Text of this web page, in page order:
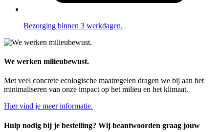
Bezorging binnen 3 werkdagen.
We werken milieubewust.
Met veel concrete ecologische maatregelen dragen we bij aan het
minimaliseren van onze impact op het milieu en het klimaat.
Hier vind je meer informatie.
Hulp nodig bij je bestelling? Wij beantwoorden graag jouw